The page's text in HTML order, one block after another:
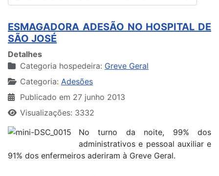
ESMAGADORA ADESÃO NO HOSPITAL DE
SÃO JOSÉ
Detalhes
Categoria hospedeira: Greve Geral
Categoria: Adesões
Publicado em 27 junho 2013
Visualizações: 3332
No turno da noite, 99% dos
administrativos e pessoal auxiliar e
91% dos enfermeiros aderiram à Greve Geral.